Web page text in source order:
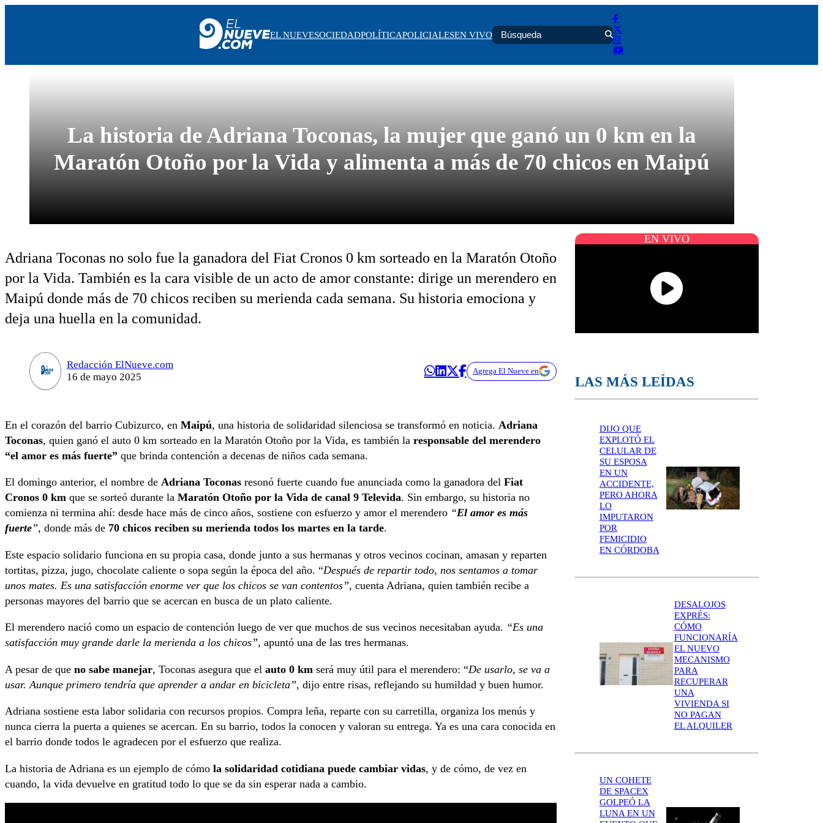
EL NUEVESOCIEDADPOLÍTICAPOLICIALESEN VIVO
La historia de Adriana Toconas, la mujer que ganó un 0 km en la
Maratón Otoño por la Vida y alimenta a más de 70 chicos en Maipú
Adriana Toconas no solo fue la ganadora del Fiat Cronos 0 km sorteado en la Maratón Otoño
por la Vida. También es la cara visible de un acto de amor constante: dirige un merendero en
Maipú donde más de 70 chicos reciben su merienda cada semana. Su historia emociona y
deja una huella en la comunidad.
Redacción ElNueve.com
16 de mayo 2025
Agrega El Nueve en
En el corazón del barrio Cubizurco, en Maipú, una historia de solidaridad silenciosa se transformó en noticia. Adriana
Toconas, quien ganó el auto 0 km sorteado en la Maratón Otoño por la Vida, es también la responsable del merendero
“el amor es más fuerte” que brinda contención a decenas de niños cada semana.
El domingo anterior, el nombre de Adriana Toconas resonó fuerte cuando fue anunciada como la ganadora del Fiat
Cronos 0 km que se sorteó durante la Maratón Otoño por la Vida de canal 9 Televida. Sin embargo, su historia no
comienza ni termina ahí: desde hace más de cinco años, sostiene con esfuerzo y amor el merendero “El amor es más
fuerte”, donde más de 70 chicos reciben su merienda todos los martes en la tarde.
Este espacio solidario funciona en su propia casa, donde junto a sus hermanas y otros vecinos cocinan, amasan y reparten
tortitas, pizza, jugo, chocolate caliente o sopa según la época del año. “Después de repartir todo, nos sentamos a tomar
unos mates. Es una satisfacción enorme ver que los chicos se van contentos”, cuenta Adriana, quien también recibe a
personas mayores del barrio que se acercan en busca de un plato caliente.
El merendero nació como un espacio de contención luego de ver que muchos de sus vecinos necesitaban ayuda. “Es una
satisfacción muy grande darle la merienda a los chicos”, apuntó una de las tres hermanas.
A pesar de que no sabe manejar, Toconas asegura que el auto 0 km será muy útil para el merendero: “De usarlo, se va a
usar. Aunque primero tendría que aprender a andar en bicicleta”, dijo entre risas, reflejando su humildad y buen humor.
Adriana sostiene esta labor solidaria con recursos propios. Compra leña, reparte con su carretilla, organiza los menús y
nunca cierra la puerta a quienes se acercan. En su barrio, todos la conocen y valoran su entrega. Ya es una cara conocida en
el barrio donde todos le agradecen por el esfuerzo que realiza.
La historia de Adriana es un ejemplo de cómo la solidaridad cotidiana puede cambiar vidas, y de cómo, de vez en
cuando, la vida devuelve en gratitud todo lo que se da sin esperar nada a cambio.
EN VIVO
LAS MÁS LEÍDAS
DIJO QUE
EXPLOTÓ EL
CELULAR DE
SU ESPOSA
EN UN
ACCIDENTE,
PERO AHORA
LO
IMPUTARON
POR
FEMICIDIO
EN CÓRDOBA
DESALOJOS
EXPRÉS:
CÓMO
FUNCIONARÍA
EL NUEVO
MECANISMO
PARA
RECUPERAR
UNA
VIVIENDA SI
NO PAGAN
EL ALQUILER
UN COHETE
DE SPACEX
GOLPEÓ LA
LUNA EN UN